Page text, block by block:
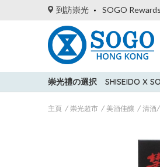
到訪崇光 SOGO Rewards
崇光禮の選択 SHISEIDO X
主頁 崇光超市 美酒佳釀 清酒